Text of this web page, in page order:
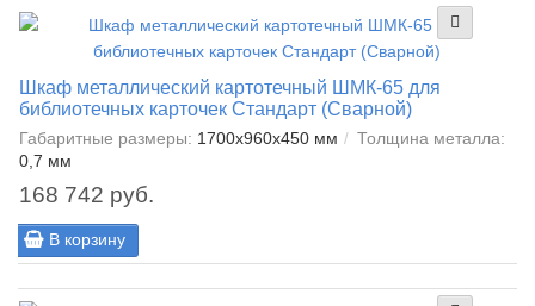
Шкаф металлический картотечный ШМК-65 для
библиотечных карточек Стандарт (Сварной)
Габаритные размеры: 1700x960x450 мм
Толщина металла:
0,7 мм
168 742 руб.
В корзину